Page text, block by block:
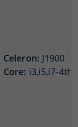
Celeron: J1900
Core: i3,i5,i7-4th